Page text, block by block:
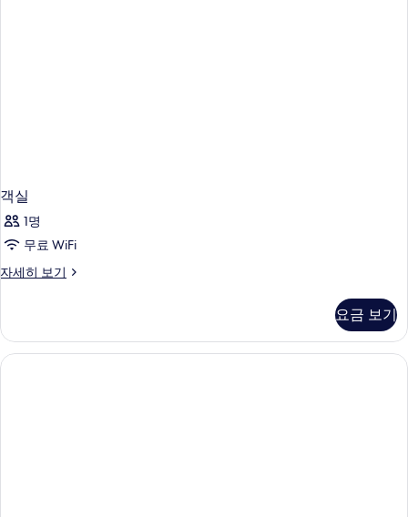
객실
1명
무료 WiFi
자세히 보기
객
히
보
기
요금 보기